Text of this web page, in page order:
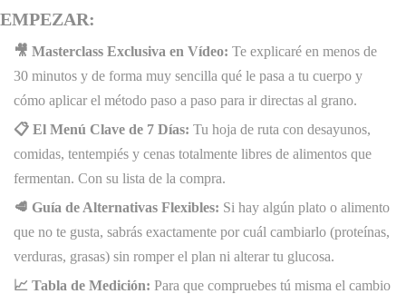
EMPEZAR:
🎥 Masterclass Exclusiva en Vídeo: Te explicaré en menos de
30 minutos y de forma muy sencilla qué le pasa a tu cuerpo y
cómo aplicar el método paso a paso para ir directas al grano.
📋 El Menú Clave de 7 Días: Tu hoja de ruta con desayunos,
comidas, tentempiés y cenas totalmente libres de alimentos que
fermentan. Con su lista de la compra.
🥩 Guía de Alternativas Flexibles: Si hay algún plato o alimento
que no te gusta, sabrás exactamente por cuál cambiarlo (proteínas,
verduras, grasas) sin romper el plan ni alterar tu glucosa.
📈 Tabla de Medición: Para que compruebes tú misma el cambio